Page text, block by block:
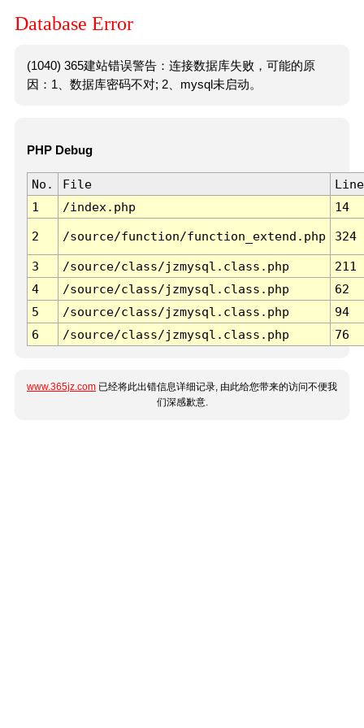
Database Error
(1040) 365建站错误警告：连接数据库失败，可能的原
因：1、数据库密码不对; 2、mysql未启动。
PHP Debug
No. File
Line
1
/index.php 14
2 /source/function/function_extend.php 324
3 /source/class/jzmysql.class.php
211
4
/source/class/jzmysql.class.php
62
5
/source/class/jzmysql.class.php
94
6
/source/class/jzmysql.class.php 76
www.365jz.com 已经将此出错信息详细记录, 由此给您带来的访问不便我
们深感歉意.